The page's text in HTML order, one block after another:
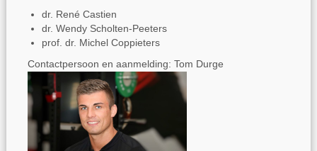
dr. René Castien
dr. Wendy Scholten-Peeters
prof. dr. Michel Coppieters
Contactpersoon en aanmelding: Tom Durge